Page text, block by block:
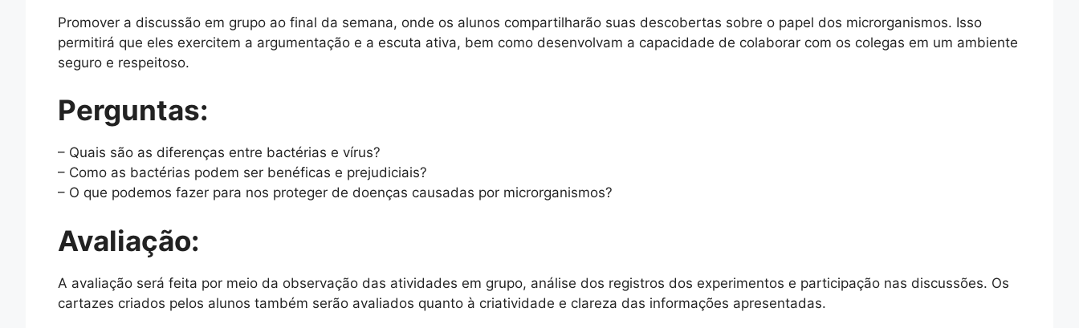
Promover a discussão em grupo ao final da semana, onde os alunos compartilharão suas descobertas sobre o papel dos microrganismos. Isso
permitirá que eles exercitem a argumentação e a escuta ativa, bem como desenvolvam a capacidade de colaborar com os colegas em um ambiente
seguro e respeitoso.
Perguntas:
– Quais são as diferenças entre bactérias e vírus?
– Como as bactérias podem ser benéficas e prejudiciais?
– O que podemos fazer para nos proteger de doenças causadas por microrganismos?
Avaliação:
A avaliação será feita por meio da observação das atividades em grupo, análise dos registros dos experimentos e participação nas discussões. Os
cartazes criados pelos alunos também serão avaliados quanto à criatividade e clareza das informações apresentadas.